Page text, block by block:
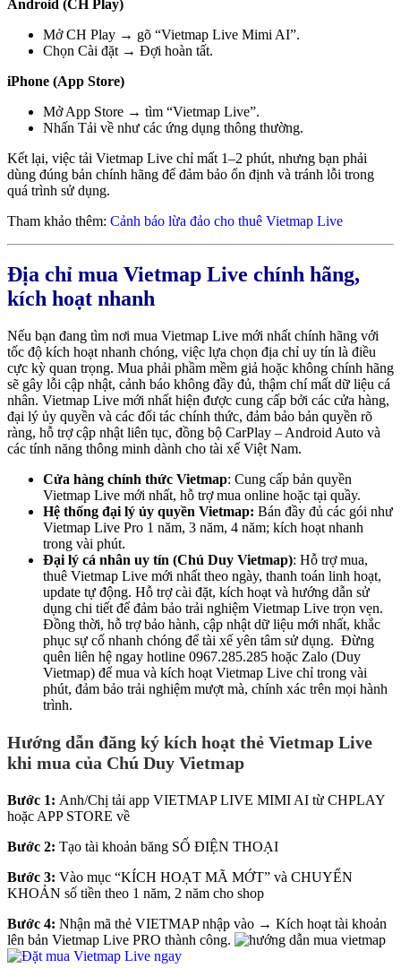
Android (CH Play)
Mở CH Play → gõ “Vietmap Live Mimi AI”.
Chọn Cài đặt → Đợi hoàn tất.
iPhone (App Store)
Mở App Store → tìm “Vietmap Live”.
Nhấn Tải về như các ứng dụng thông thường.
Kết lại, việc tải Vietmap Live chỉ mất 1–2 phút, nhưng bạn phải
dùng đúng bản chính hãng để đảm bảo ổn định và tránh lỗi trong
quá trình sử dụng.
Tham khảo thêm: Cảnh báo lừa đảo cho thuê Vietmap Live
Địa chỉ mua Vietmap Live chính hãng,
kích hoạt nhanh
Nếu bạn đang tìm nơi mua Vietmap Live mới nhất chính hãng với
tốc độ kích hoạt nhanh chóng, việc lựa chọn địa chỉ uy tín là điều
cực kỳ quan trọng. Mua phải phầm mềm giả hoặc không chính hãng
sẽ gây lỗi cập nhật, cảnh báo không đầy đủ, thậm chí mất dữ liệu cá
nhân. Vietmap Live mới nhất hiện được cung cấp bởi các cửa hàng,
đại lý ủy quyền và các đối tác chính thức, đảm bảo bản quyền rõ
ràng, hỗ trợ cập nhật liên tục, đồng bộ CarPlay – Android Auto và
các tính năng thông minh dành cho tài xế Việt Nam.
Cửa hàng chính thức Vietmap: Cung cấp bản quyền
Vietmap Live mới nhất, hỗ trợ mua online hoặc tại quầy.
Hệ thống đại lý ủy quyền Vietmap: Bán đầy đủ các gói như
Vietmap Live Pro 1 năm, 3 năm, 4 năm; kích hoạt nhanh
trong vài phút.
Đại lý cá nhân uy tín (Chú Duy Vietmap): Hỗ trợ mua,
thuê Vietmap Live mới nhất theo ngày, thanh toán linh hoạt,
update tự động. Hỗ trợ cài đặt, kích hoạt và hướng dẫn sử
dụng chi tiết để đảm bảo trải nghiệm Vietmap Live trọn vẹn.
Đồng thời, hỗ trợ bảo hành, cập nhật dữ liệu mới nhất, khắc
phục sự cố nhanh chóng để tài xế yên tâm sử dụng. Đừng
quên liên hệ ngay hotline 0967.285.285 hoặc Zalo (Duy
Vietmap) để mua và kích hoạt Vietmap Live chỉ trong vài
phút, đảm bảo trải nghiệm mượt mà, chính xác trên mọi hành
trình.
Hướng dẫn đăng ký kích hoạt thẻ Vietmap Live
khi mua của Chú Duy Vietmap
Bước 1: Anh/Chị tải app VIETMAP LIVE MIMI AI từ CHPLAY
hoặc APP STORE về
Bước 2: Tạo tài khoản băng SỐ ĐIỆN THOẠI
Bước 3: Vào mục “KÍCH HOẠT MÃ MỚT” và CHUYỂN
KHOẢN số tiền theo 1 năm, 2 năm cho shop
Bước 4: Nhận mã thẻ VIETMAP nhập vào → Kích hoạt tài khoản
lên bản Vietmap Live PRO thành công.